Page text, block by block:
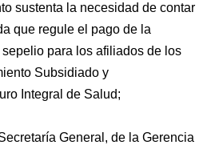
sustenta la necesidad de contar
que regule el pago de la
para los afiliados de los
Subsidiado y
Integral de Salud;
General, de la Gerencia